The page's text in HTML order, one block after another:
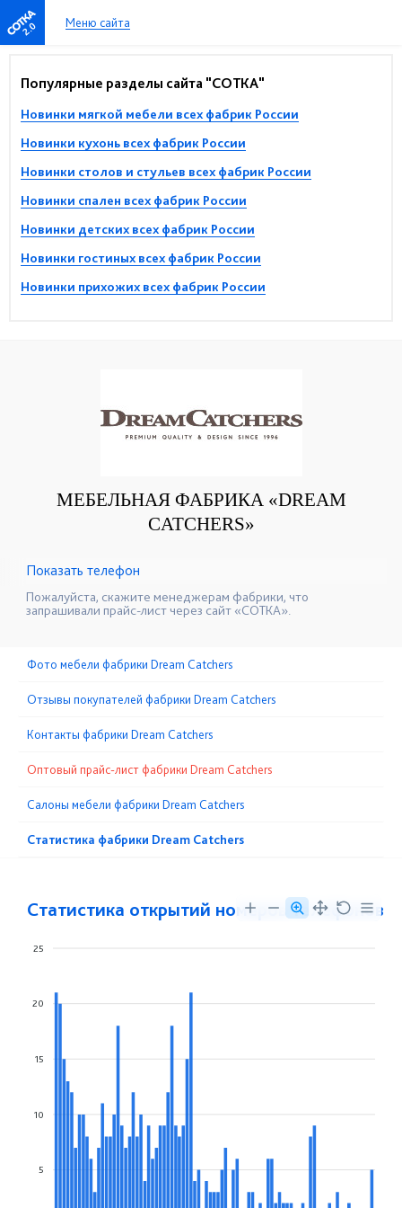
2.0 Меню сайта
Популярные разделы сайта "СОТКА"
Новинки мягкой мебели всех фабрик России
Новинки кухонь всех фабрик России
Новинки столов и стульев всех фабрик России
Новинки спален всех фабрик России
Новинки детских всех фабрик России
Новинки гостиных всех фабрик России
Новинки прихожих всех фабрик России
МЕБЕЛЬНАЯ ФАБРИКА «DREAM
CATCHERS»
☎+7 (499) 397-77-07
Показать телефон
Пожалуйста, скажите менеджерам фабрики, что
запрашивали прайс-лист через сайт «СОТКА».
Фото мебели фабрики Dream Catchers
Отзывы покупателей фабрики Dream Catchers
Контакты фабрики Dream Catchers
Оптовый прайс-лист фабрики Dream Catchers
Cалоны мебели фабрики Dream Catchers
Статистика фабрики Dream Catchers
Статистика открытий номеров телефонов
25
20
15
10
5